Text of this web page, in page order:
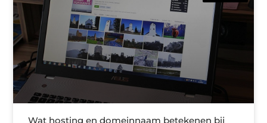
Wat hosting en domeinnaam betekenen bij